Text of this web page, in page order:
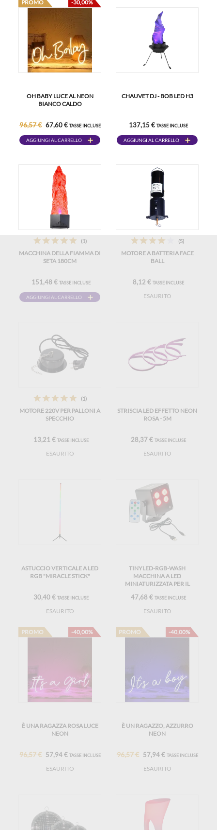
PROMO -30,00%
OH BABY LUCE AL NEON
BIANCO CALDO
96,57 € 67,60 € TASSE INCLUSE
AGGIUNGI AL CARRELLO
CHAUVET DJ - BOB LED H3
137,15 € TASSE INCLUSE
AGGIUNGI AL CARRELLO
(1)
MACCHINA DELLA FIAMMA DI
SETA 180CM
151,48 € TASSE INCLUSE
AGGIUNGI AL CARRELLO
(5)
MOTORE A BATTERIA FACE
BALL
8,12 € TASSE INCLUSE
ESAURITO
(1)
MOTORE 220V PER PALLONI A
SPECCHIO
13,21 € TASSE INCLUSE
ESAURITO
STRISCIA LED EFFETTO NEON
ROSA - 5M
28,37 € TASSE INCLUSE
ESAURITO
ASTUCCIO VERTICALE A LED
RGB "MIRACLE STICK"
30,40 € TASSE INCLUSE
ESAURITO
TINYLED-RGB-WASH
MACCHINA A LED
MINIATURIZZATA PER IL
47,68 € TASSE INCLUSE
ESAURITO
PROMO -40,00%
È UNA RAGAZZA ROSA LUCE
NEON
96,57 € 57,94 € TASSE INCLUSE
ESAURITO
PROMO -40,00%
È UN RAGAZZO, AZZURRO
NEON
96,57 € 57,94 € TASSE INCLUSE
ESAURITO